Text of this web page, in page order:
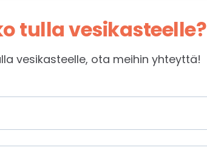
tulla vesikasteelle?
vesikasteelle, ota meihin yhteyttä!